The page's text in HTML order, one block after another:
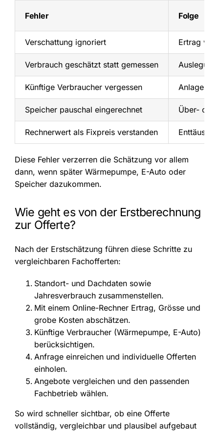
Fehler Folge
Verschattung ignoriert Ertrag
Verbrauch geschätzt statt gemessen
Künftige Verbraucher vergessen Anlage
Speicher pauschal eingerechnet Über-
Rechnerwert als Fixpreis verstanden
Diese Fehler verzerren die Schätzung vor allem
dann, wenn später Wärmepumpe, E-Auto oder
Speicher dazukommen.
Wie geht es von der Erstberechnung
zur Offerte?
Nach der Erstschätzung führen diese Schritte zu
vergleichbaren Fachofferten:
Standort- und Dachdaten sowie
Jahresverbrauch zusammenstellen.
Mit einem Online-Rechner Ertrag, Grösse und
grobe Kosten abschätzen.
Künftige Verbraucher (Wärmepumpe, E-Auto)
berücksichtigen.
Anfrage einreichen und individuelle Offerten
einholen.
Angebote vergleichen und den passenden
Fachbetrieb wählen.
So wird schneller sichtbar, ob eine Offerte
vollständig, vergleichbar und plausibel aufgebaut